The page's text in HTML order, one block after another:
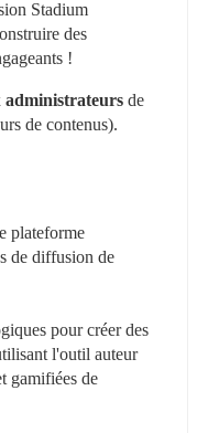
Stadium
des
!
administrateurs de
de contenus).
plateforme
de diffusion de
pour créer des
l'outil auteur
gamifiées de